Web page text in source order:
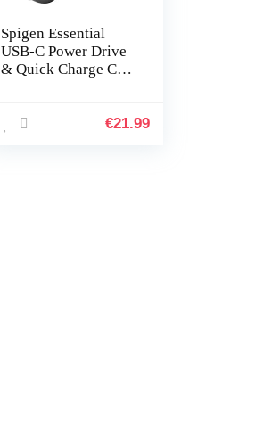
Spigen Essential
USB-C Power Drive
& Quick Charge Car
€21.99